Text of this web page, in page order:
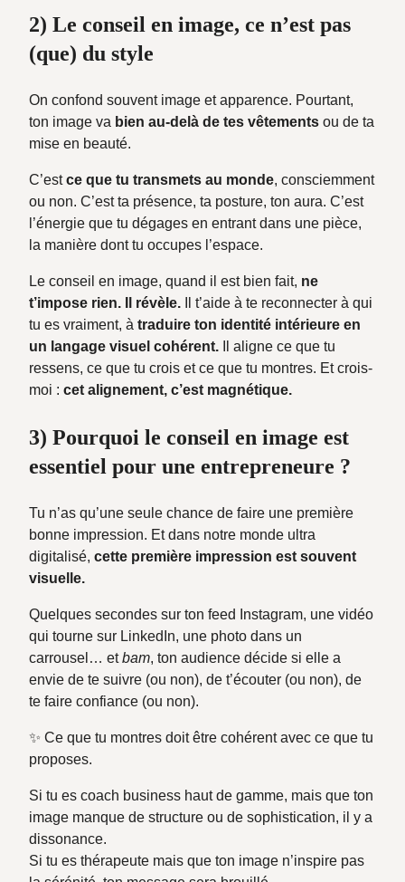
2) Le conseil en image, ce n’est pas
(que) du style
On confond souvent image et apparence. Pourtant,
ton image va bien au-delà de tes vêtements ou de ta
mise en beauté.
C’estce que tu transmets au monde, consciemment
ou non. C’est ta présence, ta posture, ton aura. C’est
l’énergie que tu dégages en entrant dans une pièce,
la manière dont tu occupes l’espace.
Le conseil en image, quand il est bien fait, ne
t’impose rien. Il révèle. Il t’aide à te reconnecter à qui
tu es vraiment, à traduire ton identité intérieure en
un langage visuel cohérent. Il aligne ce que tu
ressens, ce que tu crois et ce que tu montres. Et crois-
moi : cet alignement, c’est magnétique.
3) Pourquoi le conseil en image est
essentiel pour une entrepreneure ?
Tu n’as qu’une seule chance de faire une première
bonne impression. Et dans notre monde ultra
digitalisé, cette première impression est souvent
visuelle.
Quelques secondes sur ton feed Instagram, une vidéo
qui tourne sur LinkedIn, une photo dans un
carrousel… etbam, ton audience décide si elle a
envie de te suivre (ou non), de t’écouter (ou non), de
te faire confiance (ou non).
✨ Ce que tu montres doit être cohérent avec ce que tu
proposes.
Si tu es coach business haut de gamme, mais que ton
image manque de structure ou de sophistication, il y a
dissonance.
Si tu es thérapeute mais que ton image n’inspire pas